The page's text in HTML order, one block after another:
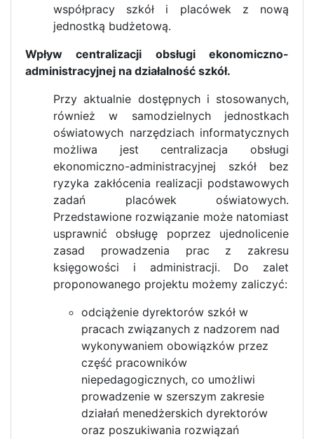
współpracy szkół i placówek z nową
jednostką budżetową.
Wpływ centralizacji obsługi ekonomiczno-
administracyjnej na działalność szkół.
Przy aktualnie dostępnych i stosowanych,
również w samodzielnych jednostkach
oświatowych narzędziach informatycznych
możliwa jest centralizacja obsługi
ekonomiczno-administracyjnej szkół bez
ryzyka zakłócenia realizacji podstawowych
zadań placówek oświatowych.
Przedstawione rozwiązanie może natomiast
usprawnić obsługę poprzez ujednolicenie
zasad prowadzenia prac z zakresu
księgowości i administracji. Do zalet
proponowanego projektu możemy zaliczyć:
odciążenie dyrektorów szkół w
pracach związanych z nadzorem nad
wykonywaniem obowiązków przez
część pracowników
niepedagogicznych, co umożliwi
prowadzenie w szerszym zakresie
działań menedżerskich dyrektorów
oraz poszukiwania rozwiązań